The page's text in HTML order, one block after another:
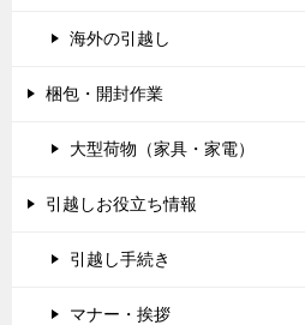
海外の引越し
梱包・開封作業
大型荷物（家具・家電）
引越しお役立ち情報
引越し手続き
マナー・挨拶